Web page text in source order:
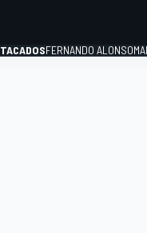
FERNANDO ALONSO